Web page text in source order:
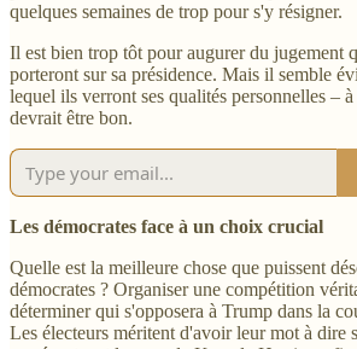
quelques semaines de trop pour s'y résigner.
Il est bien trop tôt pour augurer du jugement
porteront sur sa présidence. Mais il semble
lequel ils verront ses qualités personnelles –
devrait être bon.
Les démocrates face à un choix crucial
Quelle est la meilleure chose que puissent
démocrates ? Organiser une compétition
déterminer qui s'opposera à Trump dans la
Les électeurs méritent d'avoir leur mot à dire